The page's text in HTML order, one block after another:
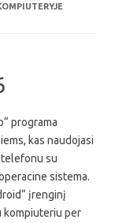
programa
kas naudojasi
su
sistema.
įrenginį
kompiuteriu per